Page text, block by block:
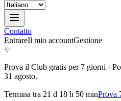
Contatto
EntrareIl mio accountGestione
✨
Prova il Club gratis per 7 giorni ·
31 agosto.
Termina tra 21 d 18 h 50 minProva